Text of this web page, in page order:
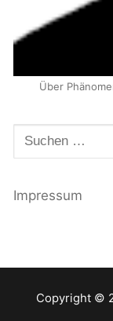
Über
Suchen
nach:
Impressum
Copyright ©